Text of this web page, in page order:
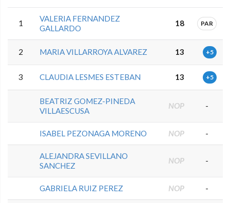
1
VALERIA FERNANDEZ
GALLARDO
18 PAR
2 MARIA VILLARROYA ALVAREZ 13 +5
3 CLAUDIA LESMES ESTEBAN 13 +5
BEATRIZ GOMEZ-PINEDA
VILLAESCUSA
NOP -
ISABEL PEZONAGA MORENO NOP -
ALEJANDRA SEVILLANO
SANCHEZ
NOP -
GABRIELA RUIZ PEREZ NOP -